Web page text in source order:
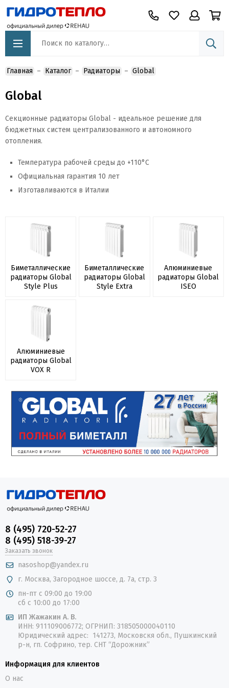
Главная Каталог Радиаторы Global
Global
Секционные радиаторы Global - идеальное решение для
бюджетных систем централизованного и автономного
отопления.
Температура рабочей среды до +110°C
Официальная гарантия 10 лет
Изготавливаются в Италии
Биметаллические
радиаторы Global
Style Plus
Биметаллические
радиаторы Global
Style Extra
Алюминиевые
радиаторы Global
ISEO
Алюминиевые
радиаторы Global
VOX R
8 (495) 720-52-27
8 (495) 518-39-27
Заказать звонок
nasoshop@yandex.ru
г. Москва, Загородное шоссе, д. 7а, стр. 3
пн-пт с 09:00 до 19:00
сб с 10:00 до 17:00
ИП Жажакин А. В.
ИНН: 911109006772; ОГРНИП: 318505000040110
Юридический адрес: 141273, Московскя обл., Пушкинский
р-н, гп. Софрино, тер. СНТ “Дорожник”
Информация для клиентов
О нас